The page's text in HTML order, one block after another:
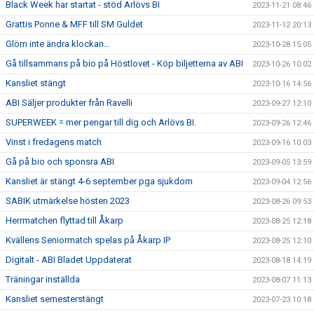
Black Week har startat - stöd Arlövs BI 2023-11-21 08:46
Grattis Ponne & MFF till SM Guldet 2023-11-12 20:13
Glöm inte ändra klockan… 2023-10-28 15:05
Gå tillsammans på bio på Höstlovet - Köp biljetterna av ABI 2023-10-26 10:02
Kansliet stängt 2023-10-16 14:56
ABI Säljer produkter från Ravelli 2023-09-27 12:10
SUPERWEEK = mer pengar till dig och Arlövs BI. 2023-09-26 12:46
Vinst i fredagens match 2023-09-16 10:03
Gå på bio och sponsra ABI 2023-09-05 13:59
Kansliet är stängt 4-6 september pga sjukdom 2023-09-04 12:56
SABIK utmärkelse hösten 2023 2023-08-26 09:53
Herrmatchen flyttad till Åkarp 2023-08-25 12:18
Kvällens Seniormatch spelas på Åkarp IP 2023-08-25 12:10
Digitalt - ABI Bladet Uppdaterat 2023-08-18 14:19
Träningar inställda 2023-08-07 11:13
Kansliet semesterstängt 2023-07-23 10:18